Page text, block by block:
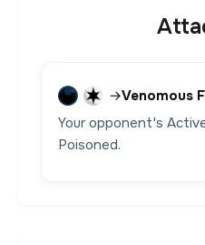
→Venomous
Your opponent's
Poisoned.